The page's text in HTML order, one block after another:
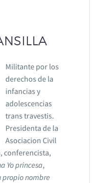
Militante por los
derechos de la
infancias y
adolescencias
trans travestis.
Presidenta de la
Asociacion Civil
conferencista,
Yo princesa,
propio nombre